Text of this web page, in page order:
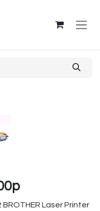
BROTHER Laser Printer